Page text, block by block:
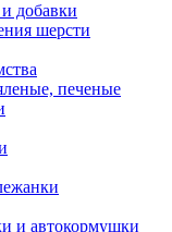
добавки
шерсти
печеные
и автокормушки